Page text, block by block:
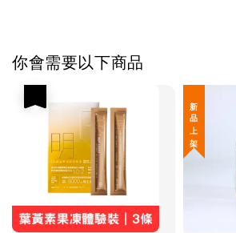
你會需要以下商品
新 品 上 架